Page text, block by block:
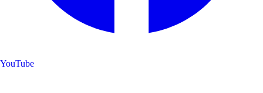
YouTube